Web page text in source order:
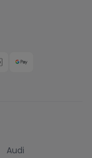
Audi